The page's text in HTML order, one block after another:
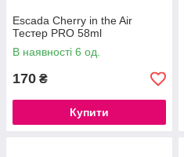
Escada Cherry in the Air
Тестер PRO 58ml
В наявності 6 од.
170 ₴
Купити